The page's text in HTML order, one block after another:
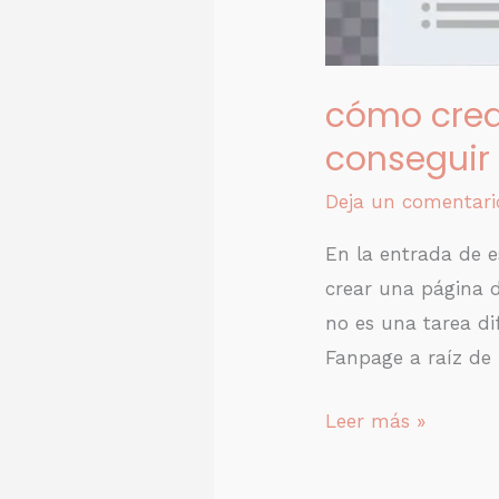
cómo
Deja un
En la entrada de
crear una página
no es una tarea
Fanpage a raíz de
Leer más »